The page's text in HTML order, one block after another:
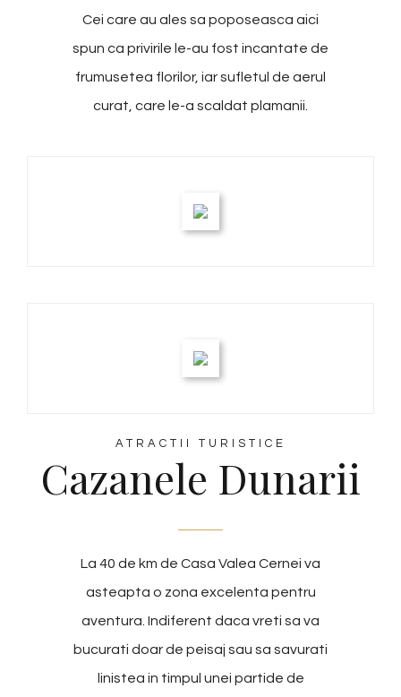
Cei care au ales sa poposeasca aici
spun ca privirile le-au fost incantate de
frumusetea florilor, iar sufletul de aerul
curat, care le-a scaldat plamanii.
ATRACTII TURISTICE
Cazanele Dunarii
La 40 de km de Casa Valea Cernei va
asteapta o zona excelenta pentru
aventura. Indiferent daca vreti sa va
bucurati doar de peisaj sau sa savurati
linistea in timpul unei partide de